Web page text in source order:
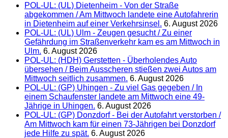
POL-UL: (UL) Dietenheim - Von der Straße
abgekommen / Am Mittwoch landete eine Autofahrerin
in Dietenheim auf einer Verkehrsinsel. 6. August 2026
POL-UL: (UL) Ulm - Zeugen gesucht / Zu einer
Gefährdung im Straßenverkehr kam es am Mittwoch in
Ulm. 6. August 2026
POL-UL: (HDH) Gerstetten - Überholendes Auto
übersehen / Beim Ausscheren stießen zwei Autos am
Mittwoch seitlich zusammen. 6. August 2026
POL-UL: (GP) Uhingen - Zu viel Gas gegeben / In
einem Schaufenster landete am Mittwoch eine 49-
Jährige in Uhingen. 6. August 2026
POL-UL: (GP) Donzdorf - Bei der Autofahrt verstorben /
Am Mittwoch kam für einen 73-Jährigen bei Donzdorf
jede Hilfe zu spät. 6. August 2026